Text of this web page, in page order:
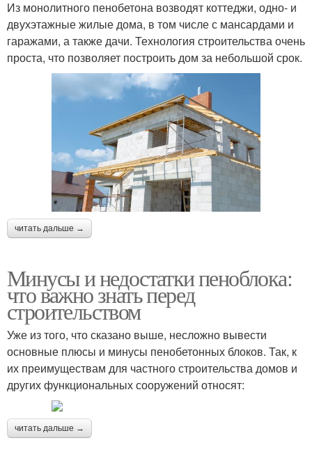
Из монолитного пенобетона возводят коттеджи, одно- и
двухэтажные жилые дома, в том числе с мансардами и
гаражами, а также дачи. Технология строительства очень
проста, что позволяет построить дом за небольшой срок.
читать дальше →
Минусы и недостатки пеноблока:
что важно знать перед
строительством
Уже из того, что сказано выше, несложно вывести
основные плюсы и минусы пенобетонных блоков. Так, к
их преимуществам для частного строительства домов и
других функциональных сооружений относят:
читать дальше →